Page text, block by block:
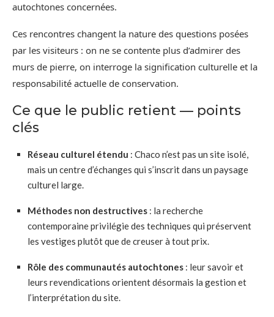
autochtones concernées.
Ces rencontres changent la nature des questions posées
par les visiteurs : on ne se contente plus d’admirer des
murs de pierre, on interroge la signification culturelle et la
responsabilité actuelle de conservation.
Ce que le public retient — points
clés
Réseau culturel étendu : Chaco n’est pas un site isolé,
mais un centre d’échanges qui s’inscrit dans un paysage
culturel large.
Méthodes non destructives : la recherche
contemporaine privilégie des techniques qui préservent
les vestiges plutôt que de creuser à tout prix.
Rôle des communautés autochtones : leur savoir et
leurs revendications orientent désormais la gestion et
l’interprétation du site.